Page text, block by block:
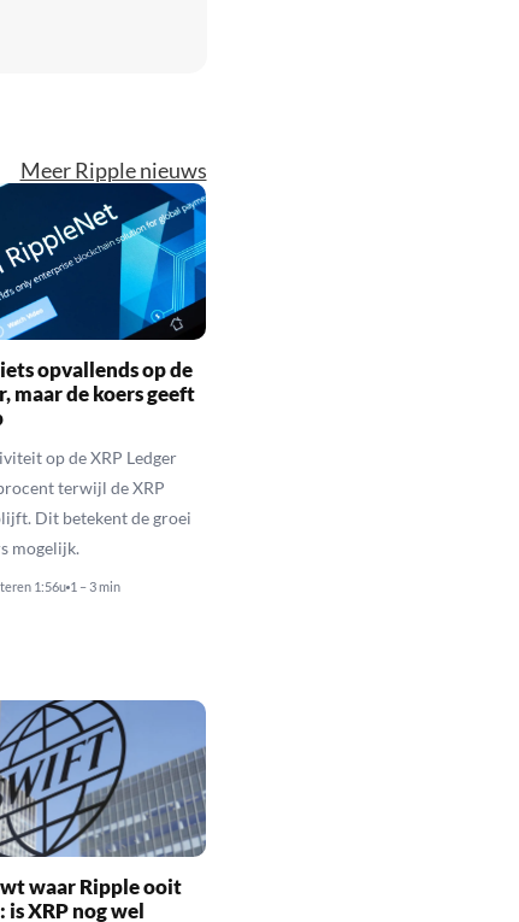
Meer Ripple nieuws
opvallends op de
maar de koers geeft
op de XRP Ledger
terwijl de XRP
Dit betekent de groei
mogelijk.
1:56u 1 – 3 min
waar Ripple ooit
is XRP nog wel